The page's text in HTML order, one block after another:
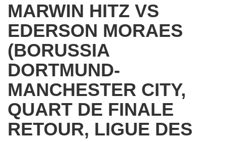
MARWIN HITZ VS
EDERSON MORAES
(BORUSSIA
DORTMUND-
MANCHESTER CITY,
QUART DE FINALE
RETOUR, LIGUE DES